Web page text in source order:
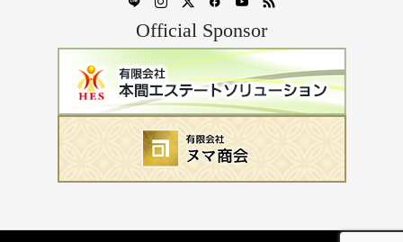
Official Sponsor